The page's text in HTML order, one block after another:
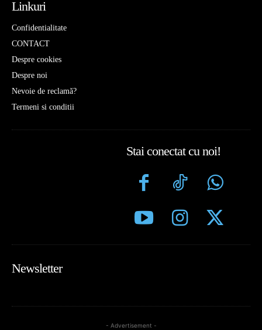
Linkuri
Confidentialitate
CONTACT
Despre cookies
Despre noi
Nevoie de reclamă?
Termeni si conditii
Stai conectat cu noi!
Newsletter
- Advertisement -